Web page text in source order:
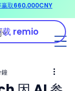
载 remio
鐘
赢取660,000CNY